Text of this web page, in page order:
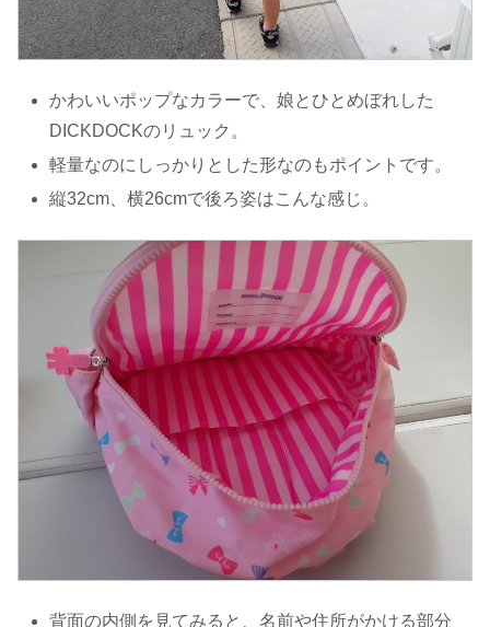
かわいいポップなカラーで、娘とひとめぼれした
DICKDOCKのリュック。
軽量なのにしっかりとした形なのもポイントです。
縦32cm、横26cmで後ろ姿はこんな感じ。
背面の内側を見てみると、名前や住所がかける部分